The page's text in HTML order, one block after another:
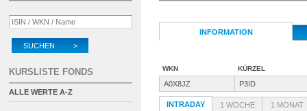
INFORMATION
WKN KÜRZEL
A0X8JZ P3ID
INTRADAY 1 WOCHE 1 MONAT
SUCHEN >
KURSLISTE FONDS
ALLE WERTE A-Z